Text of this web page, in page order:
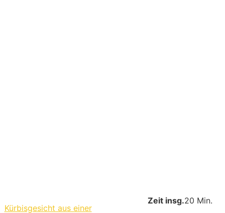
Zeit insg.20 Min.
Kürbisgesicht aus einer